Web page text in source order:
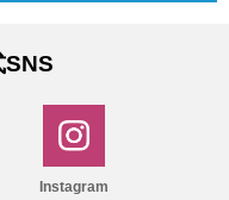
SNS
Instagram